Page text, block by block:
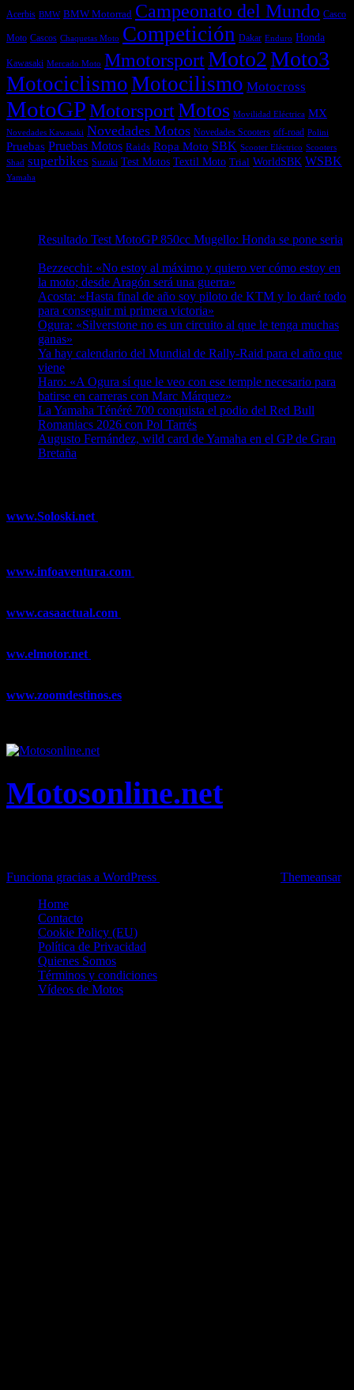
Acerbis BMW BMW Motorrad Campeonato del Mundo Casco
Moto Cascos Chaquetas Moto Competición Dakar Enduro Honda
Kawasaki Mercado Moto MmotorsportMoto2Moto3
MotociclismoMotocilismo Motocross
MotoGPMotorsportMotos Movilidad Eléctrica MX
Novedades Kawasaki Novedades Motos Novedades Scooters off-road Polini
Pruebas Pruebas Motos Raids Ropa Moto SBK Scooter Eléctrico Scooters
Shad superbikes Suzuki Test Motos Textil Moto Trial WorldSBK WSBK
Yamaha
Resultado Test MotoGP 850cc Mugello: Honda se pone seria
Bezzecchi: «No estoy al máximo y quiero ver cómo estoy en
la moto; desde Aragón será una guerra»
Acosta: «Hasta final de año soy piloto de KTM y lo daré todo
para conseguir mi primera victoria»
Ogura: «Silverstone no es un circuito al que le tenga muchas
ganas»
Ya hay calendario del Mundial de Rally-Raid para el año que
viene
Haro: «A Ogura sí que le veo con ese temple necesario para
batirse en carreras con Marc Márquez»
La Yamaha Ténéré 700 conquista el podio del Red Bull
Romaniacs 2026 con Pol Tarrés
Augusto Fernández, wild card de Yamaha en el GP de Gran
Bretaña
www.Soloski.net
www.infoaventura.com
www.casaactual.com
ww.elmotor.net
www.zoomdestinos.es
Motosonline.net
Funciona gracias a WordPress
Themeansar.
Home
Contacto
Cookie Policy (EU)
Política de Privacidad
Quienes Somos
Términos y condiciones
Vídeos de Motos